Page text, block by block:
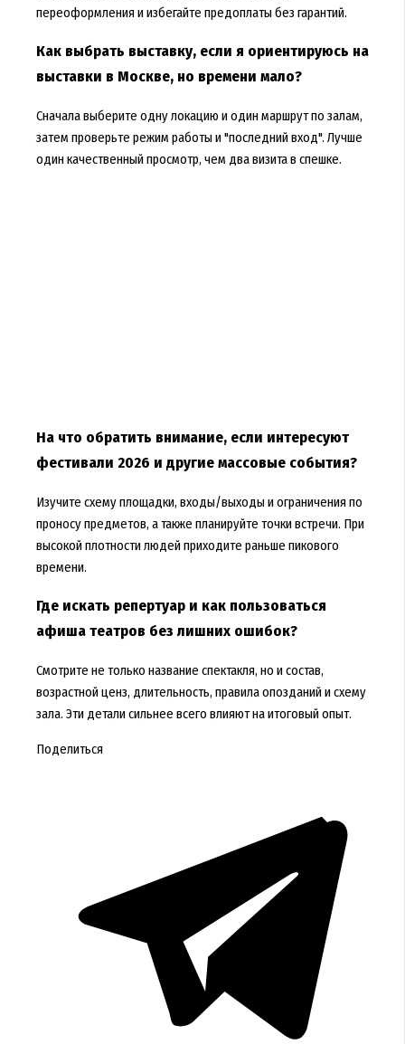
переоформления и избегайте предоплаты без гарантий.
Как выбрать выставку, если я ориентируюсь на
выставки в Москве, но времени мало?
Сначала выберите одну локацию и один маршрут по залам,
затем проверьте режим работы и "последний вход". Лучше
один качественный просмотр, чем два визита в спешке.
На что обратить внимание, если интересуют
фестивали 2026 и другие массовые события?
Изучите схему площадки, входы/выходы и ограничения по
проносу предметов, а также планируйте точки встречи. При
высокой плотности людей приходите раньше пикового
времени.
Где искать репертуар и как пользоваться
афиша театров без лишних ошибок?
Смотрите не только название спектакля, но и состав,
возрастной ценз, длительность, правила опозданий и схему
зала. Эти детали сильнее всего влияют на итоговый опыт.
Поделиться